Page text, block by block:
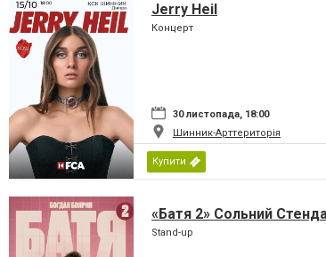
Jerry Heil
Концерт
30 листопада, 18:00
Шинник-Арттериторія
Купити
«Батя 2» Сольний
Stand-up